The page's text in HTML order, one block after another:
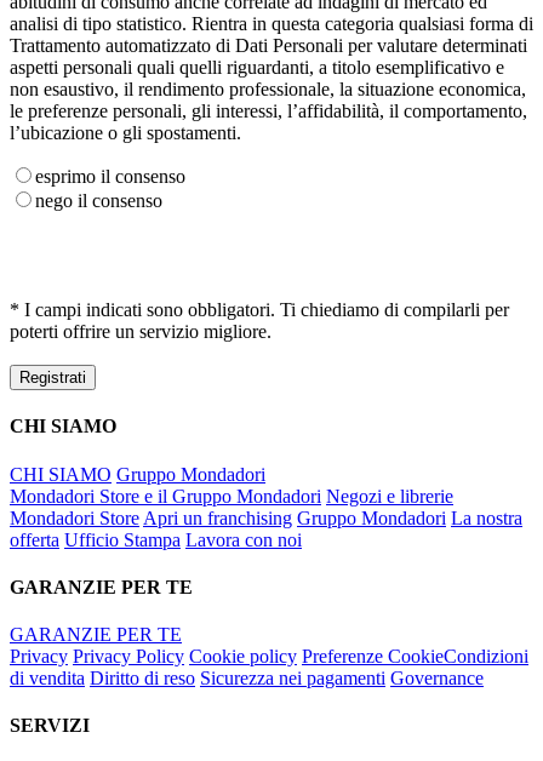
analisi di tipo statistico. Rientra in questa categoria qualsiasi forma di
Trattamento automatizzato di Dati Personali per valutare determinati
aspetti personali quali quelli riguardanti, a titolo esemplificativo e
non esaustivo, il rendimento professionale, la situazione economica,
le preferenze personali, gli interessi, l’affidabilità, il comportamento,
l’ubicazione o gli spostamenti.
esprimo il consenso
nego il consenso
* I campi indicati sono obbligatori. Ti chiediamo di compilarli per
poterti offrire un servizio migliore.
CHI SIAMO
CHI SIAMO Gruppo Mondadori
Mondadori Store e il Gruppo Mondadori Negozi e librerie
Mondadori Store Apri un franchising Gruppo Mondadori La nostra
offerta Ufficio Stampa Lavora con noi
GARANZIE PER TE
GARANZIE PER TE
Privacy Privacy Policy Cookie policy Preferenze CookieCondizioni
di vendita Diritto di reso Sicurezza nei pagamenti Governance
SERVIZI